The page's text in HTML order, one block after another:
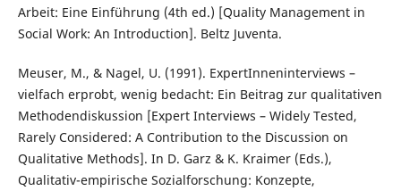
Arbeit: Eine Einführung (4th ed.) [Quality Management in
Social Work: An Introduction]. Beltz Juventa.
Meuser, M., & Nagel, U. (1991). ExpertInneninterviews –
vielfach erprobt, wenig bedacht: Ein Beitrag zur qualitativen
Methodendiskussion [Expert Interviews – Widely Tested,
Rarely Considered: A Contribution to the Discussion on
Qualitative Methods]. In D. Garz & K. Kraimer (Eds.),
Qualitativ-empirische Sozialforschung: Konzepte,